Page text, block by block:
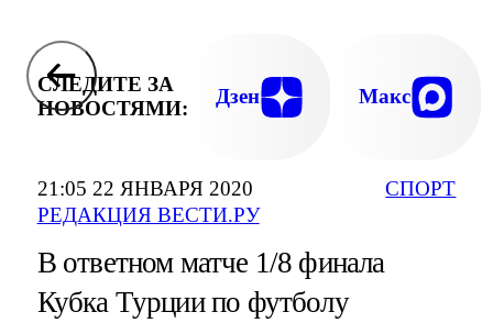
21:05 22 ЯНВАРЯ 2020
РЕДАКЦИЯ ВЕСТИ.РУ
СПОРТ
СЛЕДИТЕ ЗА
НОВОСТЯМИ:
Дзен Макс
В ответном матче 1/8 финала
Кубка Турции по футболу